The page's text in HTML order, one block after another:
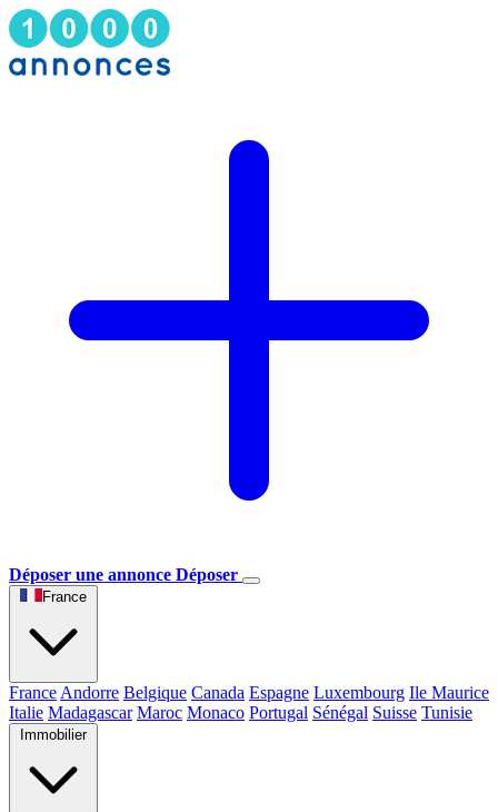
Déposer une annonce Déposer
France
France Andorre Belgique Canada Espagne Luxembourg Ile Maurice
Italie Madagascar Maroc Monaco Portugal Sénégal Suisse Tunisie
Immobilier